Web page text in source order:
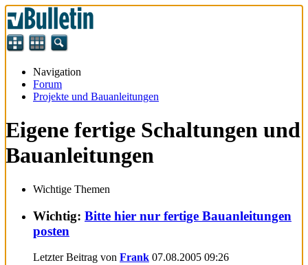
Navigation
Forum
Projekte und Bauanleitungen
Eigene fertige Schaltungen und
Bauanleitungen
Wichtige Themen
Wichtig: Bitte hier nur fertige Bauanleitungen
posten
Letzter Beitrag von Frank 07.08.2005 09:26